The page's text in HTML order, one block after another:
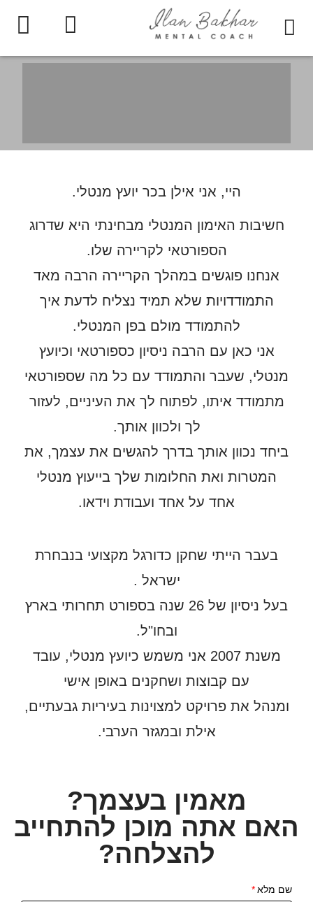
היי, אני אילן בכר יועץ מנטלי.
חשיבות האימון המנטלי מבחינתי היא שדרוג
הספורטאי לקריירה שלו.
אנחנו פוגשים במהלך הקריירה הרבה מאד
התמודדויות שלא תמיד נצליח לדעת איך
להתמודד מולם בפן המנטלי.
אני כאן עם הרבה ניסיון כספורטאי וכיועץ
מנטלי, שעבר והתמודד עם כל מה שספורטאי
מתמודד איתו, לפתוח לך את העיניים, לעזור
לך ולכוון אותך.
ביחד נכוון אותך בדרך להגשים את עצמך, את
המטרות ואת החלומות שלך בייעוץ מנטלי
אחד על אחד ועבודת וידאו.
בעבר הייתי שחקן כדורגל מקצועי בנבחרת
ישראל .
בעל ניסיון של 26 שנה בספורט תחרותי בארץ
ובחו"ל.
משנת 2007 אני משמש כיועץ מנטלי, עובד
עם קבוצות ושחקנים באופן אישי
ומנהל את פרויקט למצוינות בעיריות גבעתיים,
אילת ובמגזר הערבי.
מאמין בעצמך?
האם אתה מוכן להתחייב
להצלחה?
שם מלא